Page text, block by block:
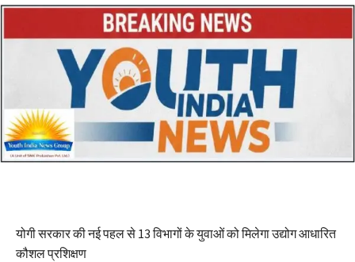
योगी सरकार की नई पहल से 13 विभागों के युवाओं को मिलेगा उद्योग आधारित
कौशल प्रशिक्षण